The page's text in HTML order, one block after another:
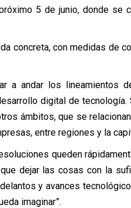
5 de junio, donde se
concreta, con medidas de
a andar los lineamientos
digital de
ámbitos, que se
entre regiones y la
queden
dejar las cosas con la
y avances
imaginar”.